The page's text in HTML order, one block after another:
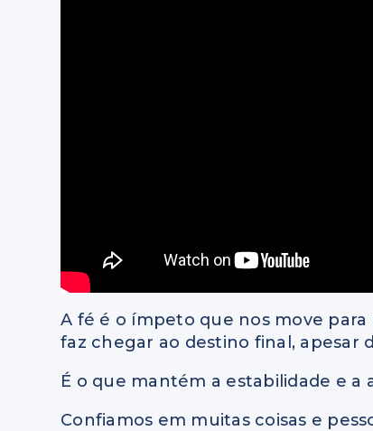
A fé é o ímpeto que nos move
faz chegar ao destino final, apesar
É o que mantém a estabilidade e
Confiamos em muitas coisas e